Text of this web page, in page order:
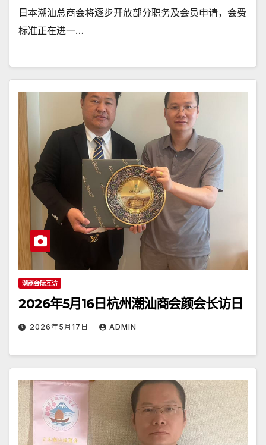
日本潮汕总商会将逐步开放部分职务及会员申请，会费
标准正在进一…
潮商会际互访
2026年5月16日杭州潮汕商会颜会长访日
2026年5月17日 ADMIN